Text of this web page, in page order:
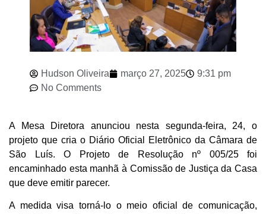
Hudson Oliveira março 27, 2025
9:31 pm
No Comments
A Mesa Diretora anunciou nesta segunda-feira, 24, o
projeto que cria o Diário Oficial Eletrônico da Câmara de
São Luís. O Projeto de Resolução nº 005/25 foi
encaminhado esta manhã à Comissão de Justiça da Casa
que deve emitir parecer.
A medida visa torná-lo o meio oficial de comunicação,